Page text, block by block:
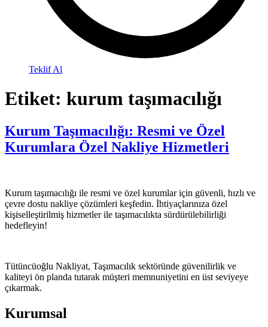
Teklif Al
Etiket: kurum taşımacılığı
Kurum Taşımacılığı: Resmi ve Özel
Kurumlara Özel Nakliye Hizmetleri
Kurum taşımacılığı ile resmi ve özel kurumlar için güvenli, hızlı ve
çevre dostu nakliye çözümleri keşfedin. İhtiyaçlarınıza özel
kişiselleştirilmiş hizmetler ile taşımacılıkta sürdürülebilirliği
hedefleyin!
Tütüncüoğlu Nakliyat, Taşımacılık sektöründe güvenilirlik ve
kaliteyi ön planda tutarak müşteri memnuniyetini en üst seviyeye
çıkarmak.
Kurumsal